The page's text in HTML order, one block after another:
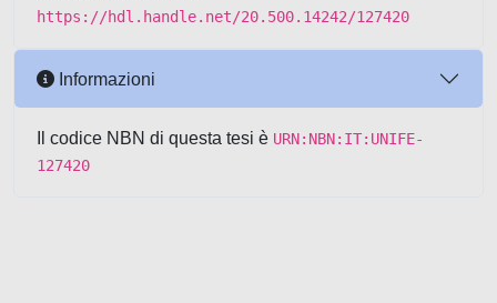
https://hdl.handle.net/20.500.14242/127420
Informazioni
Il codice NBN di questa tesi è URN:NBN:IT:UNIFE-
127420